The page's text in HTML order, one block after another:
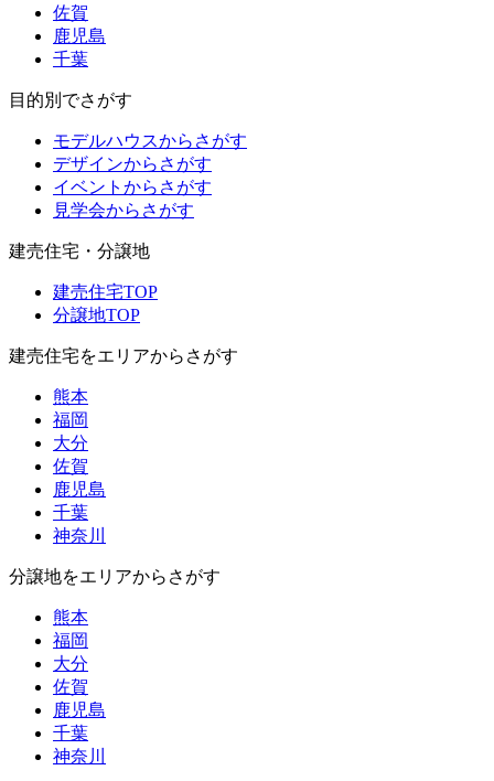
佐賀
鹿児島
千葉
目的別でさがす
モデルハウスからさがす
デザインからさがす
イベントからさがす
見学会からさがす
建売住宅・分譲地
建売住宅TOP
分譲地TOP
建売住宅をエリアからさがす
熊本
福岡
大分
佐賀
鹿児島
千葉
神奈川
分譲地をエリアからさがす
熊本
福岡
大分
佐賀
鹿児島
千葉
神奈川